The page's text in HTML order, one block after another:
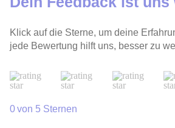
Klick auf die Sterne, um deine
jede Bewertung hilft uns, besser zu
von 5 Sternen